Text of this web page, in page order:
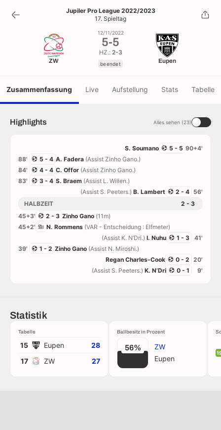
5-5
beendet
Jupiler Pro League 2022/2023
17. Spieltag
ZW
12/11/2022
5-5
HZ.: 2-3
beendet Eupen
Zusammenfassung Live Aufstellung Stats Tabelle
Highlights Alles sehen (23)
90+4'
5 - 5
S. Soumano
88'
5 - 4 A. Fadera (Assist Zinho Gano.)
84'
4 - 4 C. Offor (Assist Zinho Gano.)
83'
3 - 4 S. Braem (Assist L. Willen.)
56'
2 - 4
(Assist S. Peeters.) B. Lambert
HALBZEIT
2 - 3
45+3'
2 - 3 Zinho Gano (11m)
45+2'
N. Rommens (VAR - Entscheidung : Elfmeter)
41'
1 - 3
(Assist K. N’Dri.) I. Nuhu
39'
1 - 2 Zinho Gano (Assist N. Miroshi.)
20'
0 - 2
Regan Charles-Cook
9'
0 - 1
(Assist S. Peeters.) K. N’Dri
Statistik
Tabelle
15 Eupen
28
17
ZW 27
Ballbesitz in Prozent
56%
ZW
Eupen